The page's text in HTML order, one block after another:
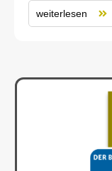
weiterlesen